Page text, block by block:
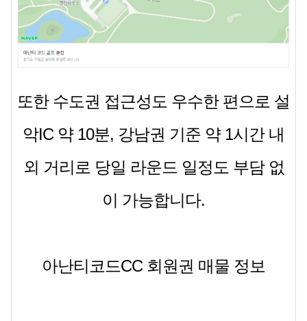
또한 수도권 접근성도 우수한 편으로 설
악IC 약 10분, 강남권 기준 약 1시간 내
외 거리로 당일 라운드 일정도 부담 없
이 가능합니다.
아난티코드CC 회원권 매물 정보